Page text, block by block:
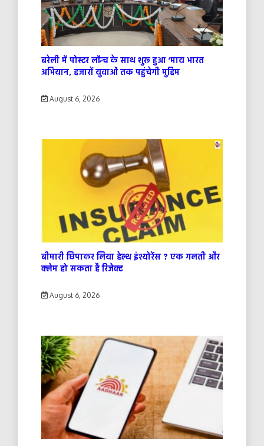
बरेली में पोस्टर लॉन्च के साथ शुरू हुआ ‘माय भारत
अभियान, हजारों युवाओं तक पहुंचेगी मुहिम
August 6, 2026
बीमारी छिपाकर लिया हेल्थ इंश्योरेंस ? एक गलती और
क्लेम हो सकता है रिजेक्ट
August 6, 2026